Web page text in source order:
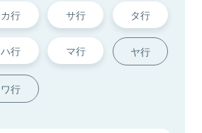
カ行 サ行 タ行
ハ行 マ行 ヤ行
ワ行